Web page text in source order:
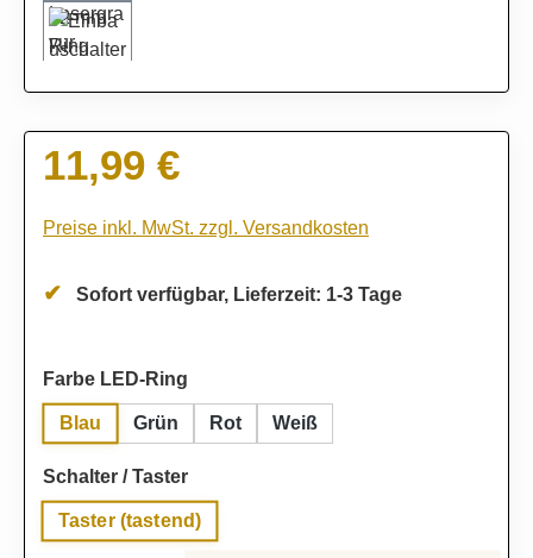
Regulärer Preis:
11,99 €
Preise inkl. MwSt. zzgl. Versandkosten
Sofort verfügbar, Lieferzeit: 1-3 Tage
Farbe LED-Ring
Blau Grün Rot Weiß
Schalter / Tasterauswählen
Taster (tastend)